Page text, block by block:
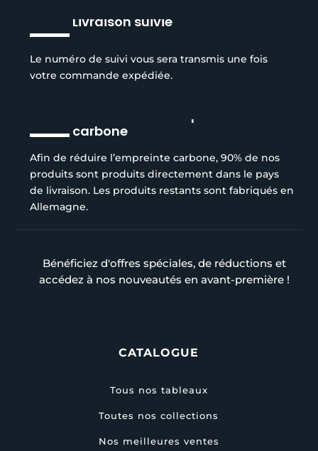
Livraison suivie
Le numéro de suivi vous sera transmis une fois
votre commande expédiée.
Réduction de l’empreinte
carbone
Afin de réduire l’empreinte carbone, 90% de nos
produits sont produits directement dans le pays
de livraison. Les produits restants sont fabriqués en
Allemagne.
Bénéficiez d'offres spéciales, de réductions et
accédez à nos nouveautés en avant-première !
CATALOGUE
Tous nos tableaux
Toutes nos collections
Nos meilleures ventes